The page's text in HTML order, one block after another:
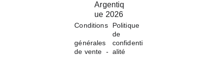
Conditions
générales
de vente -
Politique
de
confidenti
alité
Argentiq
ue 2026